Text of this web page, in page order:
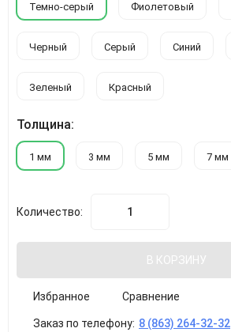
Темно-серый Фиолетовый
Черный Серый Синий
Зеленый Красный
Толщина:
1 мм 3 мм 5 мм 7 мм
Количество:
В КОРЗИНУ
Избранное Сравнение
Заказ по телефону: 8 (863) 264-32-32